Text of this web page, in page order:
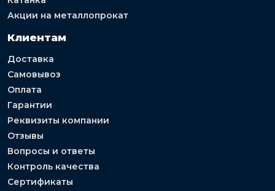
Акции на металлопрокат
Клиентам
Доставка
Самовывоз
Оплата
Гарантии
Реквизиты компании
Отзывы
Вопросы и ответы
Контроль качества
Сертификаты